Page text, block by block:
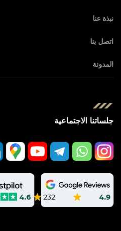
نبذة عنا
اتصل بنا
المدونة
جلساتنا الاجتماعية
4.9
232
4.6